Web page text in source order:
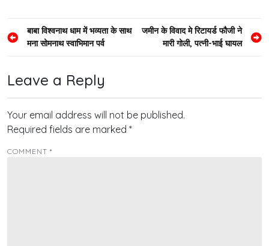
Post
navigation
बाबा विश्वनाथ धाम में भव्यता के साथ
मना सोमनाथ स्वाभिमान पर्व
जमीन के विवाद मे रिटायर्ड फौजी ने
मारी गोली, पत्नी-भाई घायल
Leave a Reply
Your email address will not be published.
Required fields are marked *
COMMENT *